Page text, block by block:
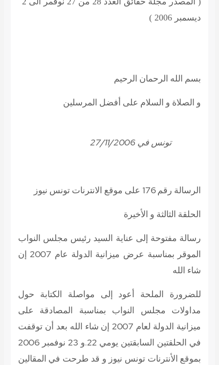
ديسمبر 2006 )
بسم الله الرحمان الرحيم
و الصلاة و السلام على أفضل المرسلين
تونس في 27/11/2006
الرسالة رقم 176 على موقع الانترنات تونس نيوز
الحلقة الثالثة و الأخيرة
رسالة مفتوحة إلى عناية السيد رئيس مجلس النواب
الموقر بمناسبة عرض ميزانية الدولة عام 2007 إن
شاء الله
للضرورة الملحة أعود إلى مواصلة الكتابة حول
مداولات مجلس النواب بمناسبة المصادقة على
ميزانية الدولة لعام 2007 إن شاء الله بعد أن توقفت
في الحلقتين السابقتين يومي 22.و 23 نوفمبر 2006
بموقع الأنترنات تونس نيوز و قد طرحت في المقالين